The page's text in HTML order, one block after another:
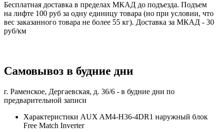
Бесплатная доставка в пределах МКАД до подъезда. Подъем
на лифте 100 руб за одну единицу товара (но при условии, что
вес заказанного товара не более 55 кг). Доставка за МКАД - 30
руб/км
Самовывоз в будние дни
г. Раменское, Дергаевская, д. 36/6 - в будние дни по
предварительной записи
Характеристики AUX AM4-H36-4DR1 наружный блок
Free Match Inverter